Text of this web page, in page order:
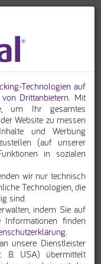
Trier
Kindern mit Epilepsien
der
Technologien auf
Drittanbietern. Mit
um Ihr gesamtes
Website zu messen
und Werbung
(auf unserer
in sozialen
wir nur technisch
Technologien, die
sind.
indem Sie auf
Informationen finden
.
unsere Dienstleister
B. USA) übermittelt